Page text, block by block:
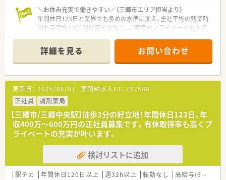
＼お休み充実で働きやすい／（三郷市エリア担当より）
年間休日123日と業界でも多めの水準に加え、全社平均の残業時
間も月平均7.3時間程度と少なく、ご家庭やプライベートを大切
＊------------------------------------------＊
【店舗情報と応需状況について】
■最寄り駅である金町駅から車で10分程度の立地にあり、車通
勤が可能で毎日の通勤も快適に行える環境が整っています。
■医療モールとして内科や小児科など多岐にわたる科目を応需
し、1日の処方箋枚数は平均140枚から150枚の環境です。
■正社員7名とパート2名の薬剤師に加えて事務スタッフ2名が
在籍し、個人および施設に向けた在宅業務にも対応します。
【求人情報について】
■年収はご経験などを考慮し400万円から600万円の範囲で決定
され、年に2回の賞与や年1回の昇給制度が用意されます。
■年間休日は123日確保されており、日曜日と祝日のお休みに加
えてシフトによるお休みをしっかりと取得可能な環境です。
詳細を見る お問い合わせ
更新日： 2026/08/07 薬剤師求人ID： 212588
正社員
調剤薬局
【三郷市/三郷中央駅】徒歩3分の好立地！年間休日123日、年
収400万〜600万円の正社員募集です。有休取得率も高くプ
ライベートの充実が叶います。
検討リストに追加
駅チカ 年間休日120日以上 週32h以上 転勤なし 高給与(600万円以上)